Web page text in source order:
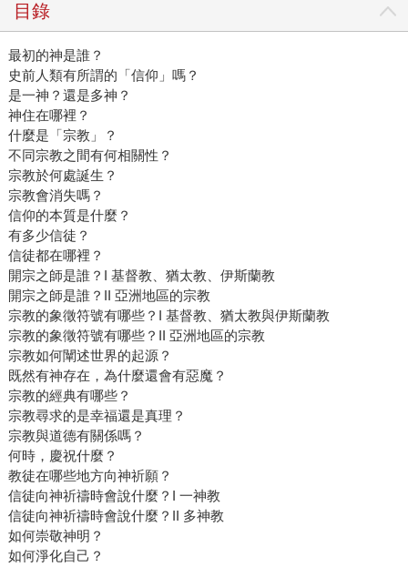
目錄
最初的神是誰？
史前人類有所謂的「信仰」嗎？
是一神？還是多神？
神住在哪裡？
什麼是「宗教」？
不同宗教之間有何相關性？
宗教於何處誕生？
宗教會消失嗎？
信仰的本質是什麼？
有多少信徒？
信徒都在哪裡？
開宗之師是誰？I 基督教、猶太教、伊斯蘭教
開宗之師是誰？II 亞洲地區的宗教
宗教的象徵符號有哪些？I 基督教、猶太教與伊斯蘭教
宗教的象徵符號有哪些？II 亞洲地區的宗教
宗教如何闡述世界的起源？
既然有神存在，為什麼還會有惡魔？
宗教的經典有哪些？
宗教尋求的是幸福還是真理？
宗教與道德有關係嗎？
何時，慶祝什麼？
教徒在哪些地方向神祈願？
信徒向神祈禱時會說什麼？I 一神教
信徒向神祈禱時會說什麼？II 多神教
如何崇敬神明？
如何淨化自己？